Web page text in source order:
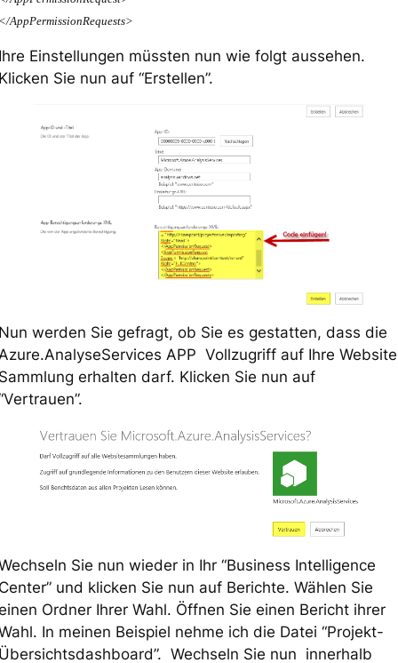
AppPermissionRequests>
Einstellungen müssten nun wie folgt aussehen.
Sie nun auf “Erstellen”.
werden Sie gefragt, ob Sie es gestatten, dass die
APP Vollzugriff auf Ihre Website
erhalten darf. Klicken Sie nun auf
Sie nun wieder in Ihr “Business Intelligence
und klicken Sie nun auf Berichte. Wählen Sie
Ordner Ihrer Wahl. Öffnen Sie einen Bericht ihrer
In meinen Beispiel nehme ich die Datei “Projekt-
Wechseln Sie nun innerhalb